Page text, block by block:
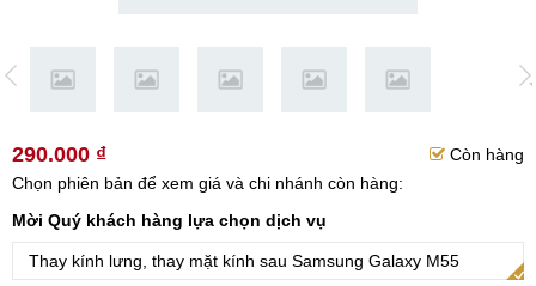
290.000 ₫
Còn hàng
Chọn phiên bản để xem giá và chi nhánh còn hàng:
Mời Quý khách hàng lựa chọn dịch vụ
Thay kính lưng, thay mặt kính sau Samsung Galaxy M55